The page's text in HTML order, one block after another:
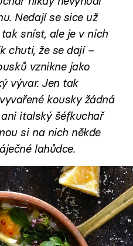
Nedají se sice už
sníst, ale je v nich
chuti, že se dají –
vznikne jako
vývar. Jen tak
kousky žádná
italský šéfkuchař
si na nich někde
lahůdce.